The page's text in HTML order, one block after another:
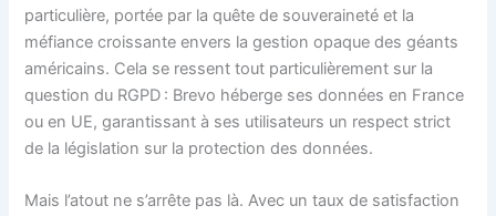
particulière, portée par la quête de souveraineté et la
méfiance croissante envers la gestion opaque des géants
américains. Cela se ressent tout particulièrement sur la
question du RGPD : Brevo héberge ses données en France
ou en UE, garantissant à ses utilisateurs un respect strict
de la législation sur la protection des données.
Mais l’atout ne s’arrête pas là. Avec un taux de satisfaction